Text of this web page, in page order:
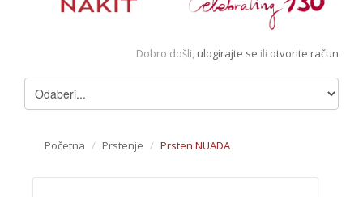
Pregledani artikli
Dobro došli, ulogirajte se ili otvorite račun
Početna / Prstenje / Prsten NUADA